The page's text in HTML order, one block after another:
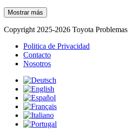
Mostrar más
Copyright 2025-2026 Toyota Problemas
Politica de Privacidad
Contacto
Nosotros